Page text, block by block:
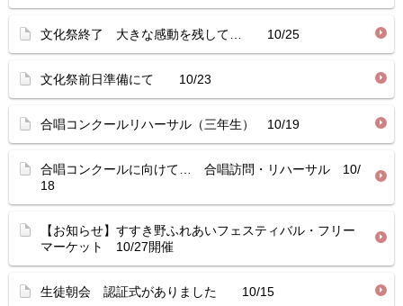
文化祭終了 大きな感動を残して… 10/25
文化祭前日準備にて 10/23
合唱コンクールリハーサル（三年生） 10/19
合唱コンクールに向けて… 合唱訪問・リハーサル 10/
18
【お知らせ】すすき野ふれあいフェスティバル・フリー
マーケット 10/27開催
生徒朝会 認証式がありました 10/15